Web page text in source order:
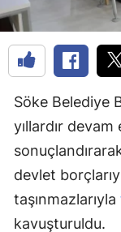
Söke Belediye
yıllardır devam
devlet
taşınmazlarıyla
kavuşturuldu.